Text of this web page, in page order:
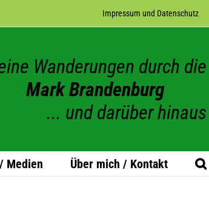
Impres­sum und Datenschutz
Wanderungen durch die
Mark Brandenburg
... und darüber hinaus
Medien Über mich / Kontakt